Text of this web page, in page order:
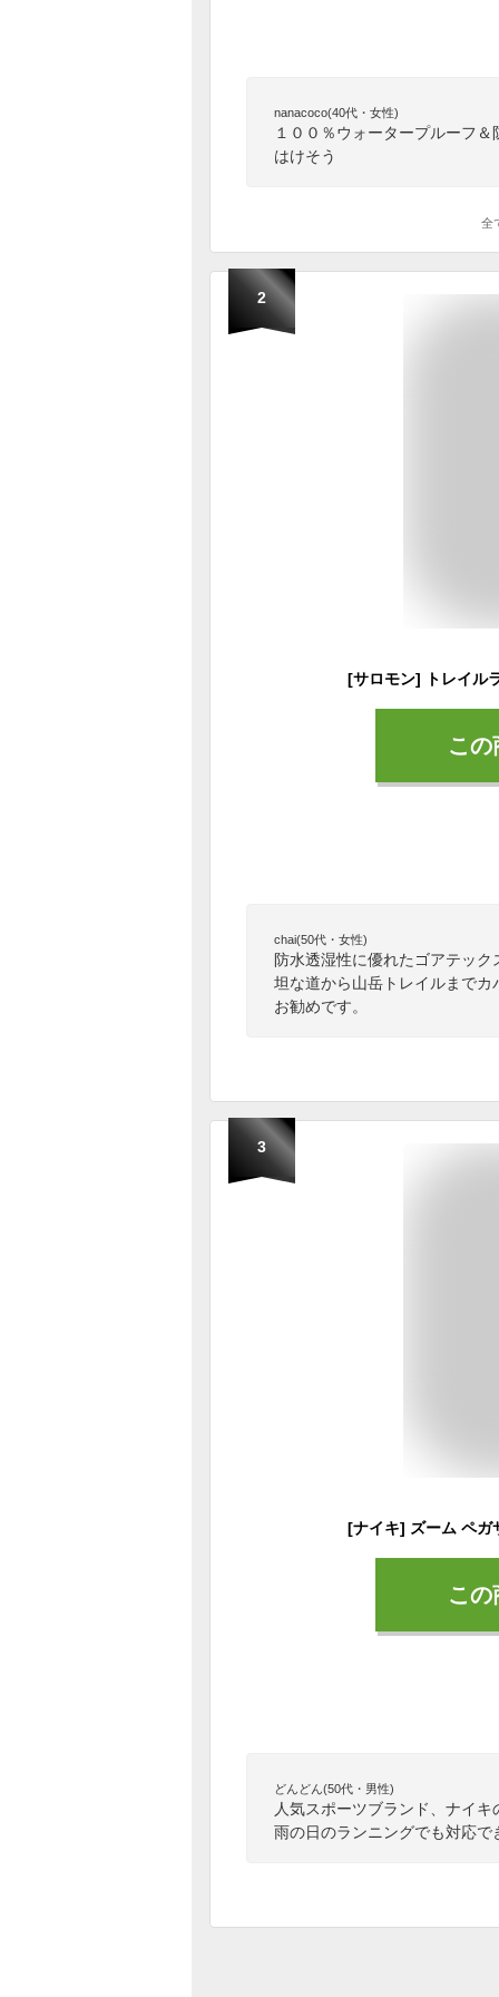
nanacoco(40代・女性)
１００％ウォータープルーフ
はけそう
全
2
こ
chai(50代・女性)
防水透湿性に優れたゴアテッ
坦な道から山岳トレイルまで
お勧めです。
3
こ
どんどん(50代・男性)
人気スポーツブランド、ナイ
雨の日のランニングでも対応で